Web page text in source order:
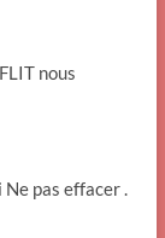
nous
pas effacer .